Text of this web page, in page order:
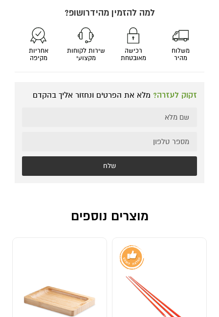
למה להזמין מהידרושופ?
משלוח
מהיר
רכישה
מאובטחת
שירות לקוחות
מקצועי
אחריות
מקיפה
זקוק לעזרה? מלא את הפרטים ונחזור אליך בהקדם
שלח
מוצרים נוספים